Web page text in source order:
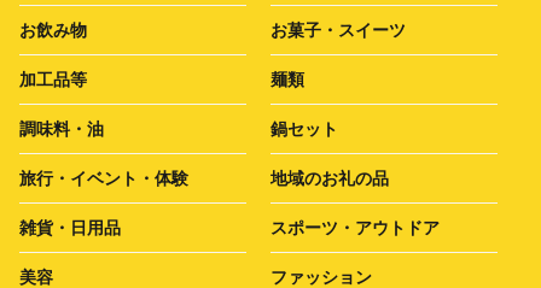
お飲み物 お菓子・スイーツ
加工品等 麺類
調味料・油 鍋セット
旅行・イベント・体験 地域のお礼の品
雑貨・日用品 スポーツ・アウトドア
美容 ファッション